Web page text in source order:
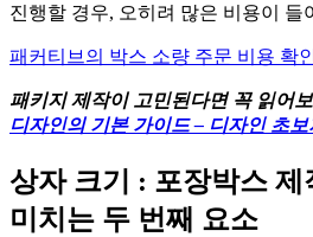
진행할 경우, 오히려 많은 비용이 들
패커티브의 박스 소량 주문 비용 확
패키지 제작이 고민된다면 꼭 읽어
디자인의 기본 가이드 – 디자인 초
상자 크기 : 포장박스
미치는 두 번째 요소